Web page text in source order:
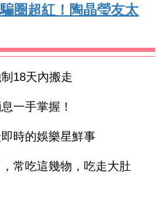
圈超紅！陶晶瑩友太
18天內搬走
一手掌握！
時的娛樂星鮮事
常吃這幾物，吃走大肚